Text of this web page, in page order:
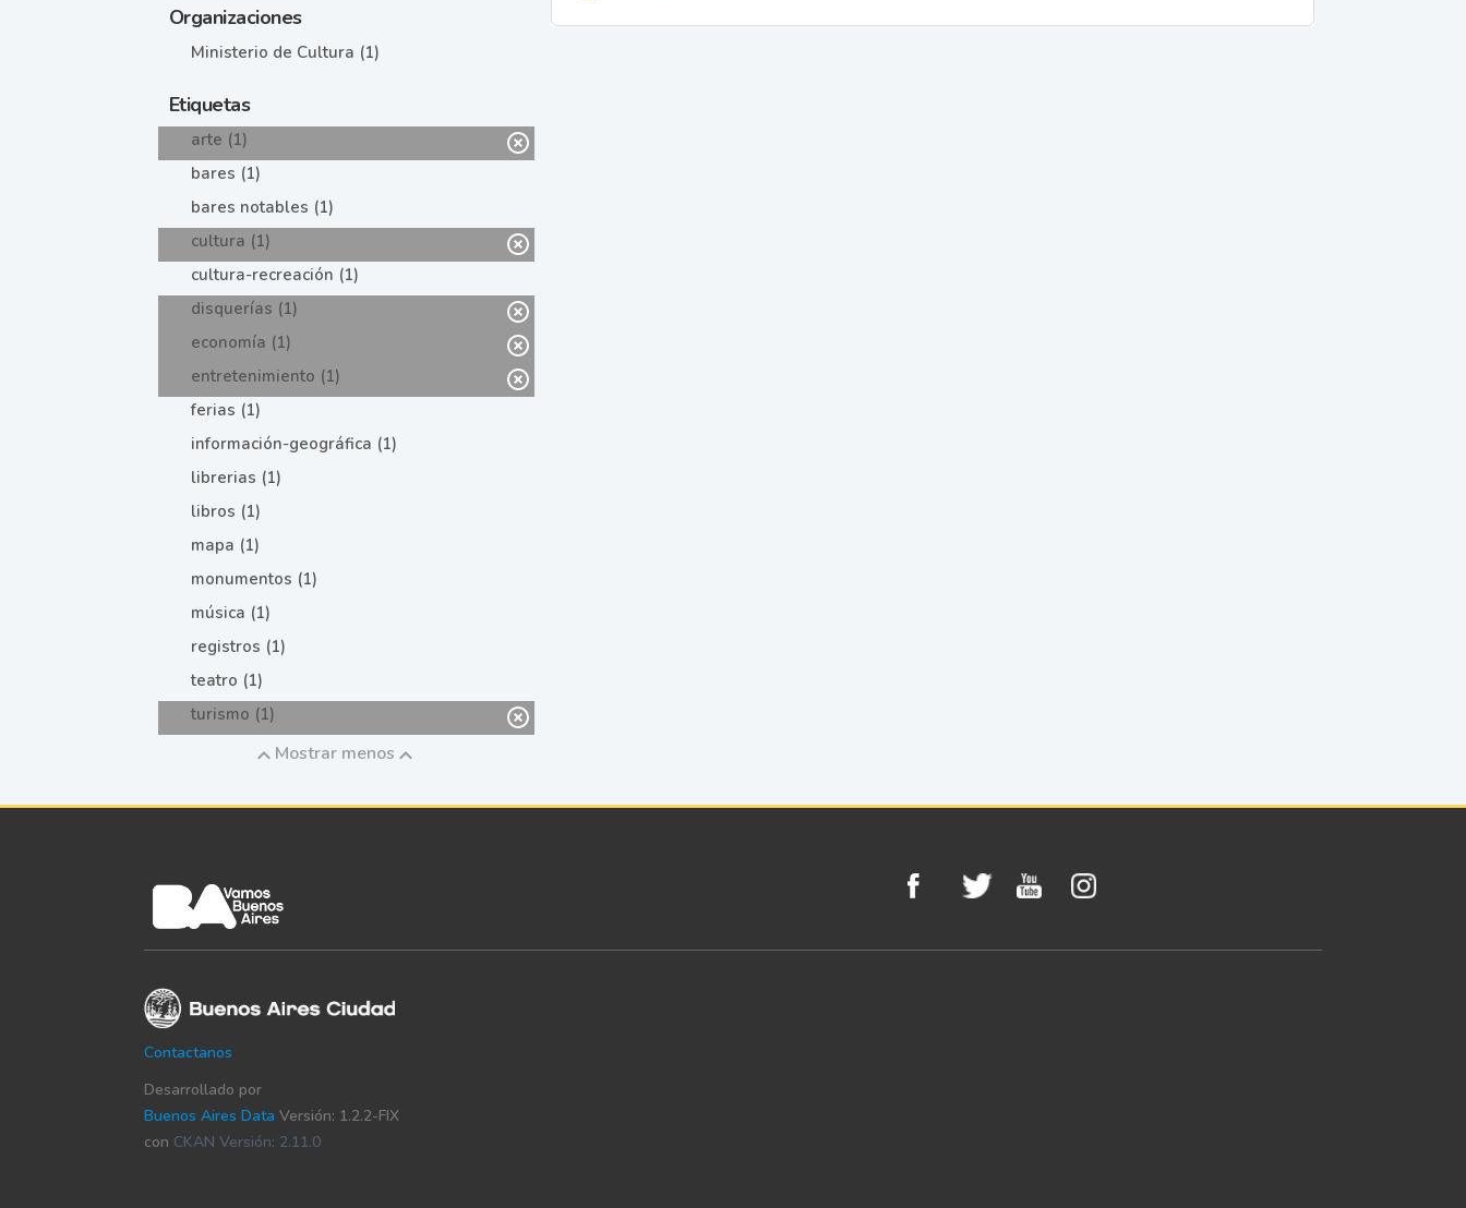
Organizaciones
Ministerio de Cultura (1)
Etiquetas
arte (1)
bares (1)
bares notables (1)
cultura (1)
cultura-recreación (1)
disquerías (1)
economía (1)
entretenimiento (1)
ferias (1)
información-geográfica (1)
librerias (1)
libros (1)
mapa (1)
monumentos (1)
música (1)
registros (1)
teatro (1)
turismo (1)
Mostrar menos
Contactanos
Desarrollado por
Buenos Aires Data Versión: 1.2.2-FIX
con CKAN Versión: 2.11.0